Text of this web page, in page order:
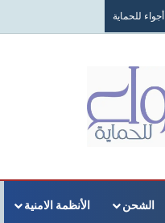
أجواء للحماية
الشحن الأنظمة الامنية